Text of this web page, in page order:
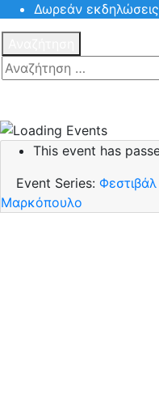
Δωρεάν εκδηλώσεις
This event has
Event Series:
Μαρκόπουλο